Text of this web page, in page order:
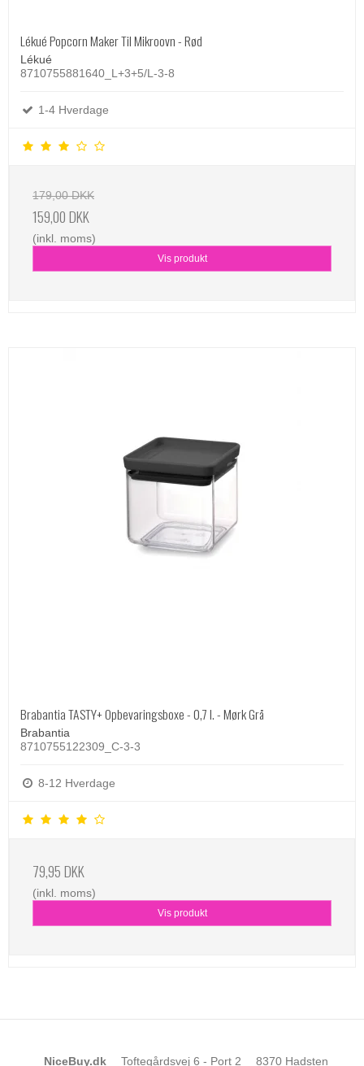
Lékué Popcorn Maker Til Mikroovn - Rød
Lékué
8710755881640_L+3+5/L-3-8
1-4 Hverdage
179,00 DKK
159,00 DKK
(inkl. moms)
Vis produkt
Brabantia TASTY+ Opbevaringsboxe - 0,7 l. - Mørk Grå
Brabantia
8710755122309_C-3-3
8-12 Hverdage
79,95 DKK
(inkl. moms)
Vis produkt
NiceBuy.dk Toftegårdsvej 6 - Port 2 8370 Hadsten